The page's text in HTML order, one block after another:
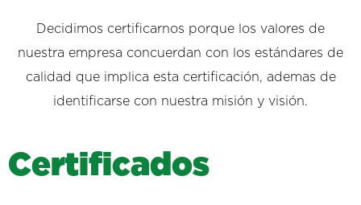
Decidimos certificarnos porque los valores de
nuestra empresa concuerdan con los estándares de
calidad que implica esta certificación, ademas de
identificarse con nuestra misión y visión.
Certificad os